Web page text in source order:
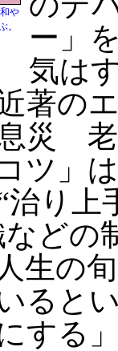
や
。
ー」
気は
著の
息災
ツ」
治り上
どの
生の
ると
する